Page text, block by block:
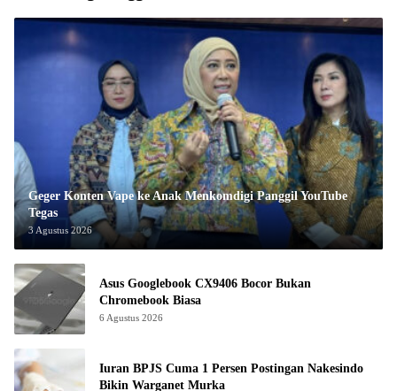
Geger Konten Vape ke Anak Menkomdigi Panggil YouTube
Tegas
3 Agustus 2026
Asus Googlebook CX9406 Bocor Bukan
Chromebook Biasa
6 Agustus 2026
Iuran BPJS Cuma 1 Persen Postingan Nakesindo
Bikin Warganet Murka